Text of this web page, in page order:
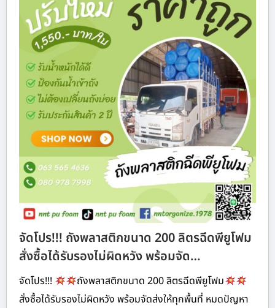
จัดโปร!!! ถังพลาสติกขนาด 200 ลิตรฉีดพียูโฟม
สั่งซื้อได้รับรองไม่ผิดหวัง พร้อมจัด…
จัดโปร!!!
ถังพลาสติกขนาด 200 ลิตรฉีดพียูโฟม
สั่งซื้อได้รับรองไม่ผิดหวัง พร้อมจัดส่งให้ทุกพื้นที่ หมดปัญหา